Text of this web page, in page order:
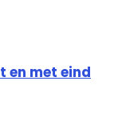
en met eind